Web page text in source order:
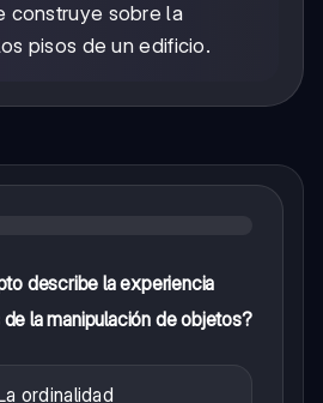
construye sobre la
pisos de un edificio.
describe la experiencia
la manipulación de objetos?
ordinalidad